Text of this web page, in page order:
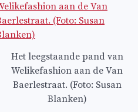
Het leegstaande pand van
Welikefashion aan de Van
Baerlestraat. (Foto: Susan
Blanken)